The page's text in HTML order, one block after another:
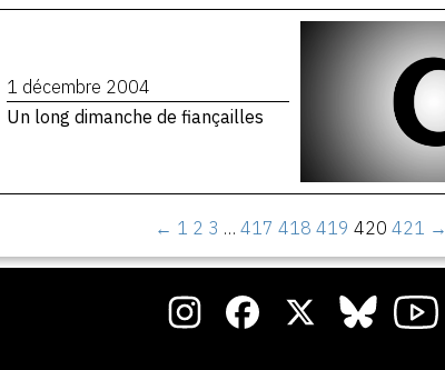
1 décembre 2004
Un long dimanche de fiançailles
← 1 2 3 … 417 418 419 420 421 →